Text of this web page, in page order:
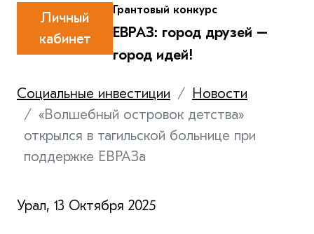
Личный
кабинет
Грантовый конкурс
ЕВРАЗ: город друзей –
город идей!
Социальные инвестиции
Новости
«Волшебный островок детства»
открылся в тагильской больнице при
поддержке ЕВРАЗа
Урал, 13 Октября 2025